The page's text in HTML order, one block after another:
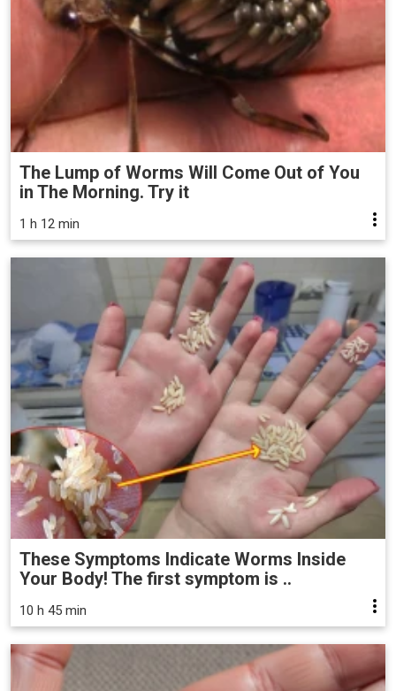
The Lump of Worms Will Come Out of You
in The Morning. Try it
1 h 12 min
These Symptoms Indicate Worms Inside
Your Body! The first symptom is ..
10 h 45 min